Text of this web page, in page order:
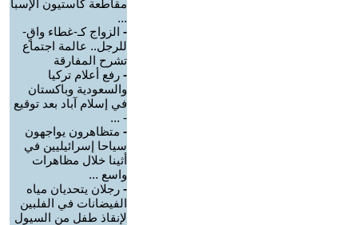
مقاطعة كاستيون الإسبا
...
- الزواج كـ-غطاء واقٍ-
للرجل.. عالمة اجتماع
تشرح المفارقة
- رفع أعلام تركيا
والسعودية وباكستان
في إسلام آباد بعد توقيع
- ...
- متظاهرون يواجهون
سياحا إسرائيليين في
أثينا خلال مظاهرات
واسع ...
- رجلان يتحديان مياه
الفيضانات في الفلبين
لإنقاذ طفل من السيول